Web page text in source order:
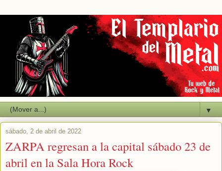
▼
sábado, 2 de abril de 2022
ZARPA regresan a la capital sábado 23 de
abril en la Sala Hora Rock